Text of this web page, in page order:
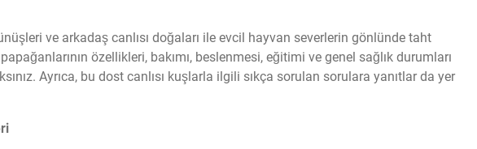
ve arkadaş canlısı doğaları ile evcil hayvan severlerin gönlünde taht
özellikleri, bakımı, beslenmesi, eğitimi ve genel sağlık durumları
Ayrıca, bu dost canlısı kuşlarla ilgili sıkça sorulan sorulara yanıtlar da yer